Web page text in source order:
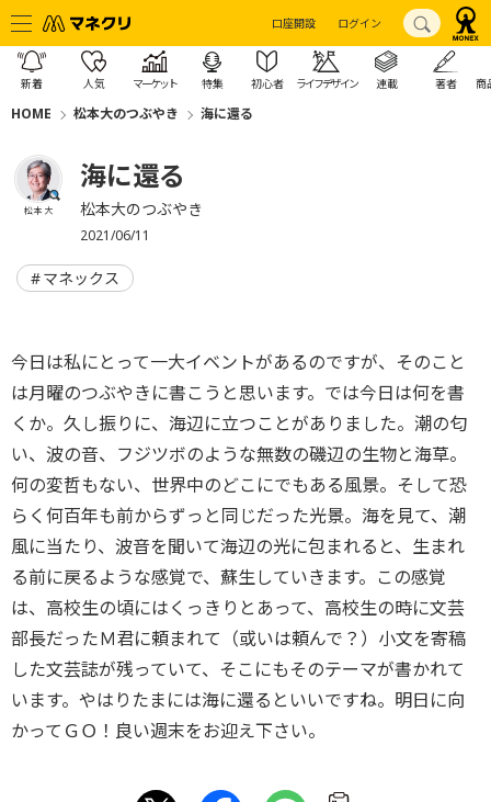
口座開設 ログイン
新着 人気 マーケット 特集 初心者 ライフデザイン 連載 著者 商
HOME 松本大のつぶやき 海に還る
松本 大
海に還る
松本大のつぶやき
2021/06/11
マネックス
今日は私にとって一大イベントがあるのですが、そのこと
は月曜のつぶやきに書こうと思います。では今日は何を書
くか。久し振りに、海辺に立つことがありました。潮の匂
い、波の音、フジツボのような無数の磯辺の生物と海草。
何の変哲もない、世界中のどこにでもある風景。そして恐
らく何百年も前からずっと同じだった光景。海を見て、潮
風に当たり、波音を聞いて海辺の光に包まれると、生まれ
る前に戻るような感覚で、蘇生していきます。この感覚
は、高校生の頃にはくっきりとあって、高校生の時に文芸
部長だったＭ君に頼まれて（或いは頼んで？）小文を寄稿
した文芸誌が残っていて、そこにもそのテーマが書かれて
います。やはりたまには海に還るといいですね。明日に向
かってＧＯ！良い週末をお迎え下さい。